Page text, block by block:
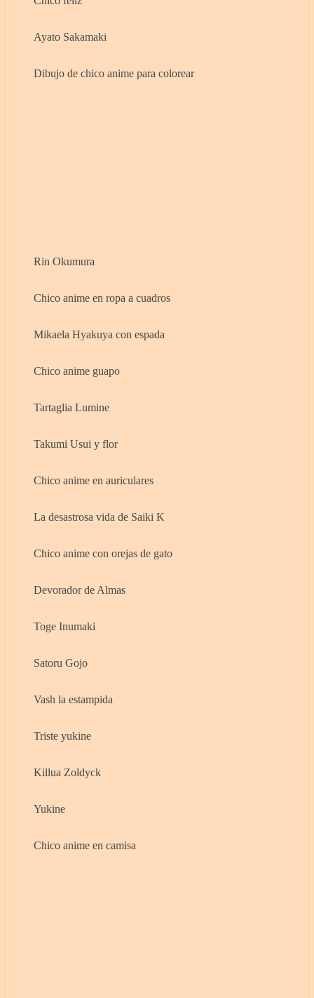
Ayato Sakamaki
Dibujo de chico anime para colorear
Rin Okumura
Chico anime en ropa a cuadros
Mikaela Hyakuya con espada
Chico anime guapo
Tartaglia Lumine
Takumi Usui y flor
Chico anime en auriculares
La desastrosa vida de Saiki K
Chico anime con orejas de gato
Devorador de Almas
Toge Inumaki
Satoru Gojo
Vash la estampida
Triste yukine
Killua Zoldyck
Yukine
Chico anime en camisa